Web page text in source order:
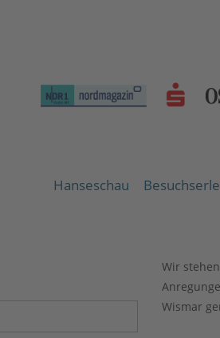
Navigation
Hanseschau
Wir
Wismar